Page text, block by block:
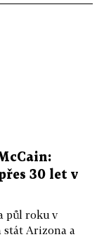
30 let v
půl roku v
stát Arizona a